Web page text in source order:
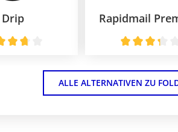
Drip Rapidmail
ALLE ALTERNATIVEN ZU